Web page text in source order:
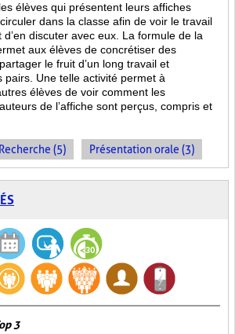
élèves qui présentent leurs affiches
dans la classe afin de voir le travail
discuter avec eux. La formule de la
aux élèves de concrétiser des
le fruit d’un long travail et
pairs. Une telle activité permet à
élèves de voir comment les
de l’affiche sont perçus, compris et
Recherche (5) Présentation orale (3)
3